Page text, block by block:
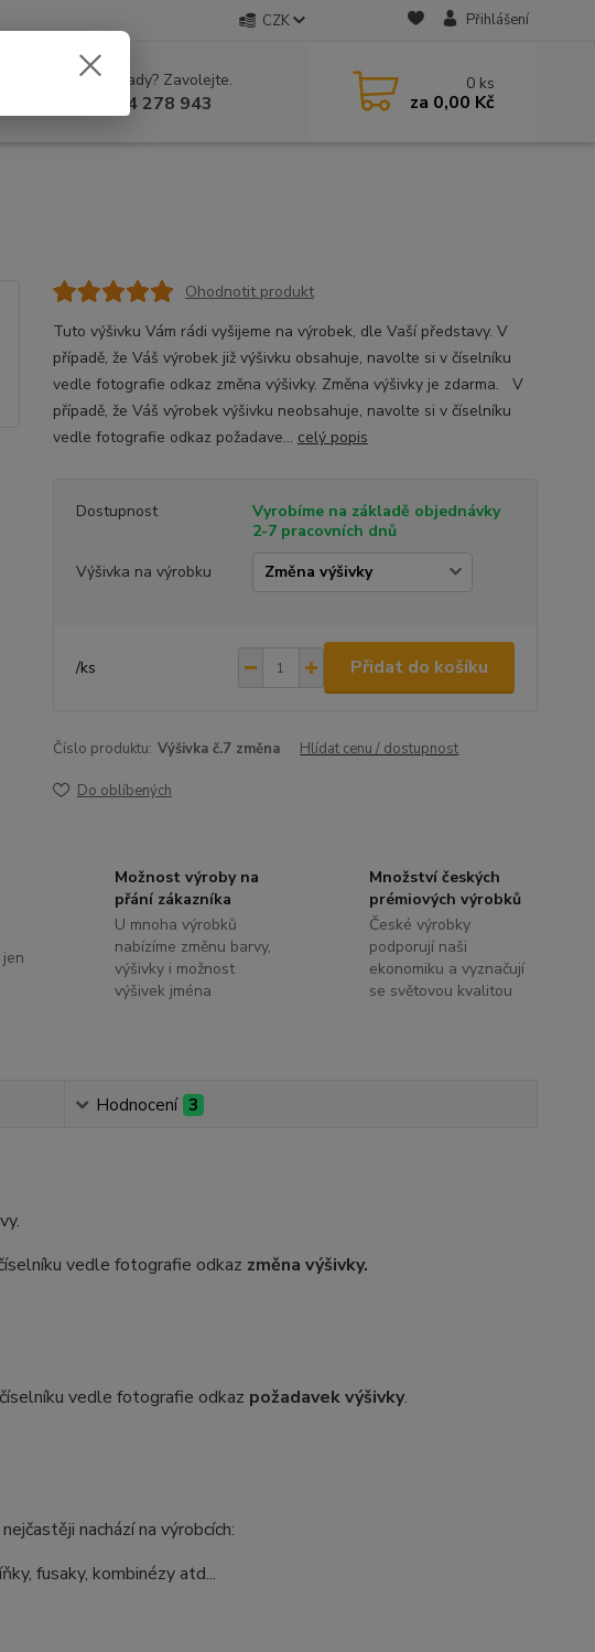
CZK Přihlášení
Nevíte si rady? Zavolejte.
+420 604 278 943
0 ks
za 0,00 Kč
Ohodnotit produkt
Tuto výšivku Vám rádi vyšijeme na výrobek, dle Vaší představy. V
případě, že Váš výrobek již výšivku obsahuje, navolte si v číselníku
vedle fotografie odkaz změna výšivky. Změna výšivky je zdarma. V
případě, že Váš výrobek výšivku neobsahuje, navolte si v číselníku
vedle fotografie odkaz požadave... celý popis
Dostupnost
Vyrobíme na základě objednávky
2-7 pracovních dnů
Výšivka na výrobku
/ks Přidat do košíku
Číslo produktu: Výšivka č.7 změna Hlídat cenu / dostupnost
Do oblíbených
Možnost výroby na
přání zákazníka
U mnoha výrobků
nabízíme změnu barvy,
výšivky i možnost
výšivek jména
Množství českých
prémiových výrobků
České výrobky
podporují naši
ekonomiku a vyznačují
se světovou kvalitou
Hodnocení 3
vedle fotografie odkaz změna výšivky.
vedle fotografie odkaz požadavek výšivky.
nachází na výrobcích:
fusaky, kombinézy atd...